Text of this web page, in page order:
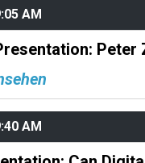
AM
Peter
AM